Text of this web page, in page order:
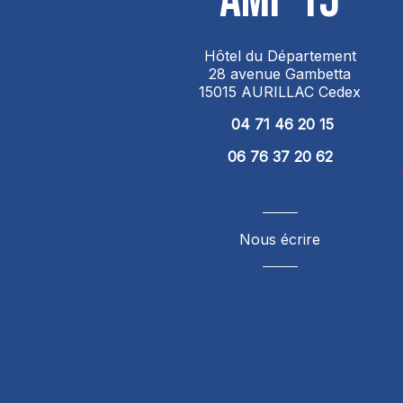
Hôtel du Département
28 avenue Gambetta
15015 AURILLAC Cedex
04 71 46 20 15
06 76 37 20 62
Nous écrire